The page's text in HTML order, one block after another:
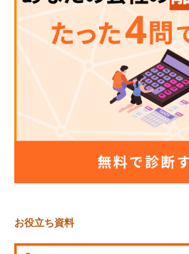
お役立ち資料